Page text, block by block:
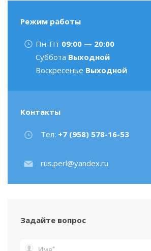
Режим работы
Пн-Пт 09:00 — 20:00
Суббота Выходной
Воскресенье Выходной
Контакты
Тел: +7 (958) 578-16-53
rus.perl@yandex.ru
Задайте вопрос